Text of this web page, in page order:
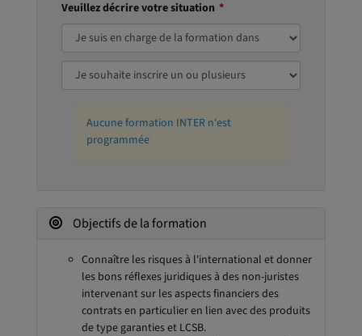
Veuillez décrire votre situation
Aucune formation INTER n'est
programmée
Objectifs de la formation
Connaître les risques à l'international et donner
les bons réflexes juridiques à des non-juristes
intervenant sur les aspects financiers des
contrats en particulier en lien avec des produits
de type garanties et LCSB.